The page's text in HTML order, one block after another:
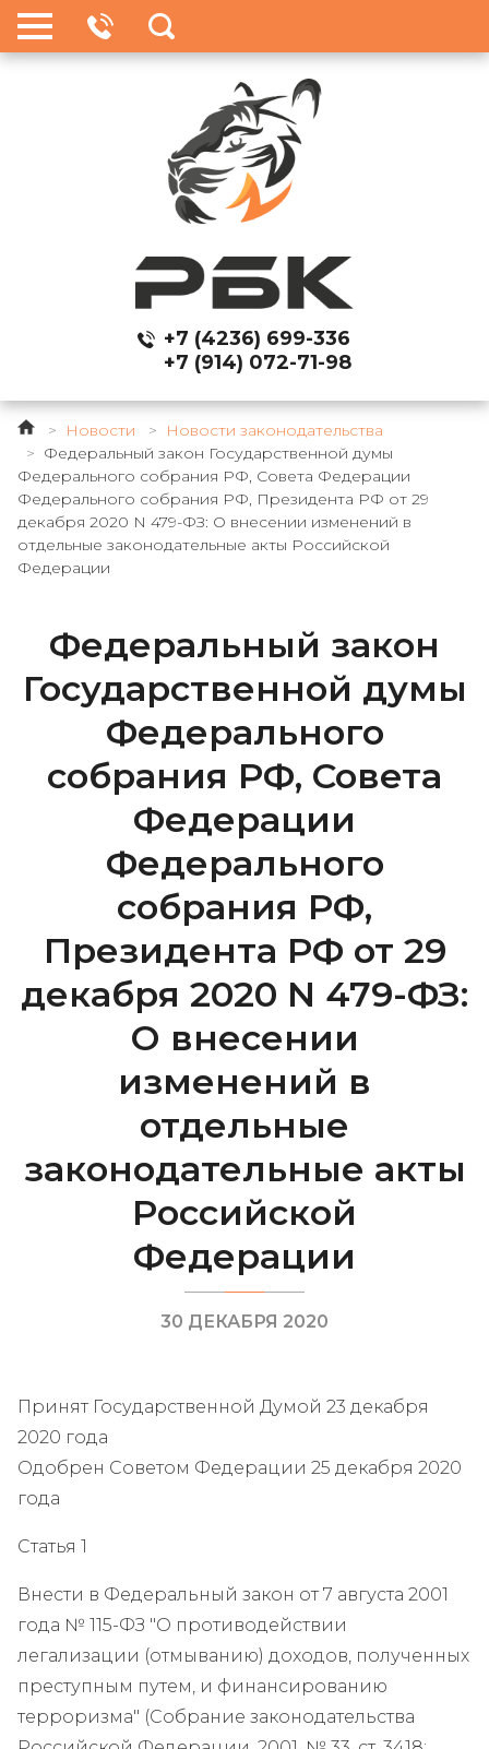
+7 (4236) 699-336
+7 (914) 072-71-98
> Новости >
Новости законодательства
> Федеральный закон Государственной думы
Федерального собрания РФ, Совета Федерации
Федерального собрания РФ, Президента РФ от 29
декабря 2020 N 479-ФЗ: О внесении изменений в
отдельные законодательные акты Российской
Федерации
Федеральный закон
Государственной думы
Федерального
собрания РФ, Совета
Федерации
Федерального
собрания РФ,
Президента РФ от 29
декабря 2020 N 479-ФЗ:
О внесении
изменений в
отдельные
законодательные акты
Российской
Федерации
30 ДЕКАБРЯ 2020
Принят Государственной Думой 23 декабря
2020 года
Одобрен Советом Федерации 25 декабря 2020
года
Статья 1
Внести в Федеральный закон от 7 августа 2001
года № 115-ФЗ "О противодействии
легализации (отмыванию) доходов, полученных
преступным путем, и финансированию
терроризма" (Собрание законодательства